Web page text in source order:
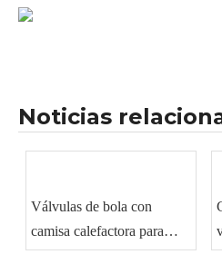
Noticias
Válvulas de bola con
camisa calefactora para
manipulación de materiales